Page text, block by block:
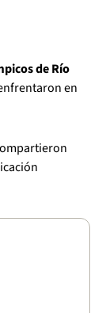
de Río
en